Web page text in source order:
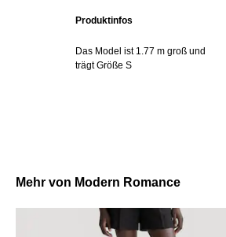
Produktinfos
Das Model ist 1.77 m groß und
trägt Größe S
Mehr von Modern Romance